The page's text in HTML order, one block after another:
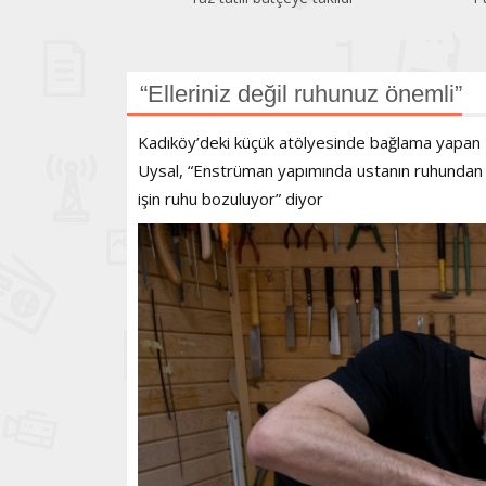
“Elleriniz değil ruhunuz önemli”
Kadıköy’deki küçük atölyesinde bağlama
Uysal, “Enstrüman yapımında ustanın
işin ruhu bozuluyor” diyor